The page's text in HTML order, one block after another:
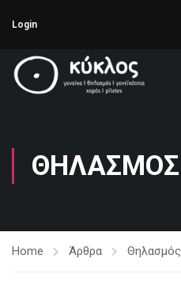
Login
ΘΗΛΑΣΜΌΣ
Home Άρθρα Θηλασμός